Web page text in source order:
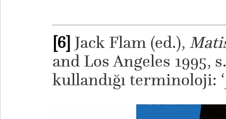
[6] Jack Flam (ed.),
and Los Angeles 1995,
kullandığı terminoloji: ‘